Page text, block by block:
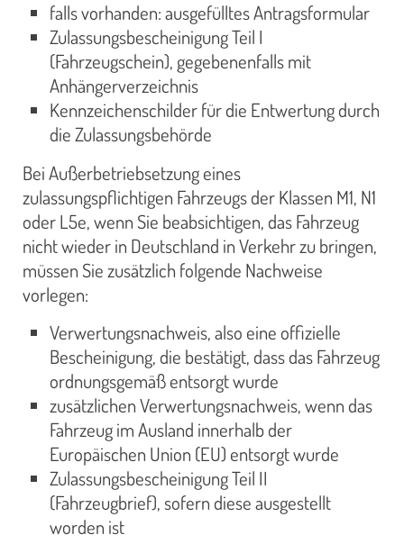
falls vorhanden: ausgefülltes Antragsformular
Zulassungsbescheinigung Teil I
(Fahrzeugschein), gegebenenfalls mit
Anhängerverzeichnis
Kennzeichenschilder für die Entwertung durch
die Zulassungsbehörde
Bei Außerbetriebsetzung eines
zulassungspflichtigen Fahrzeugs der Klassen M1, N1
oder L5e, wenn Sie beabsichtigen, das Fahrzeug
nicht wieder in Deutschland in Verkehr zu bringen,
müssen Sie zusätzlich folgende Nachweise
vorlegen:
Verwertungsnachweis, also eine offizielle
Bescheinigung, die bestätigt, dass das Fahrzeug
ordnungsgemäß entsorgt wurde
zusätzlichen Verwertungsnachweis, wenn das
Fahrzeug im Ausland innerhalb der
Europäischen Union (EU) entsorgt wurde
Zulassungsbescheinigung Teil II
(Fahrzeugbrief), sofern diese ausgestellt
worden ist